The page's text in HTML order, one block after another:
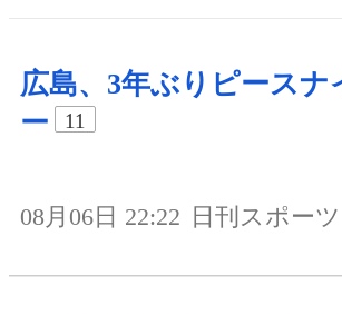
広島、3年ぶりピースナ
ー
11
08月06日 22:22 日刊スポーツ